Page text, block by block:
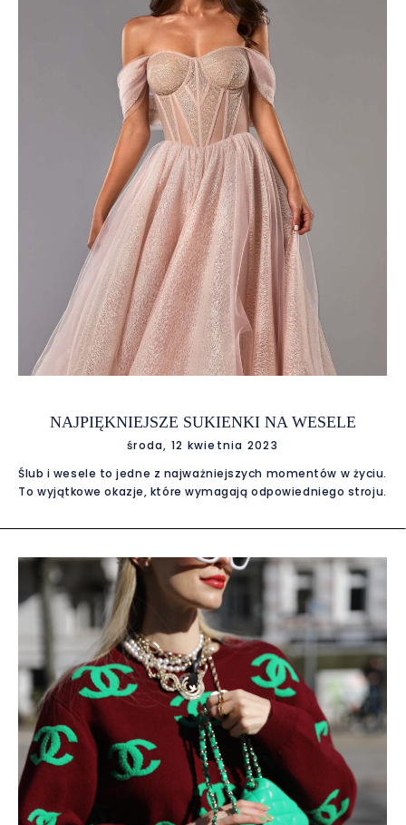
niż sukienka panny młodej, ale jednocześnie powinna
podkreślać urodę świadkowej. Kolor sukienki zależy od
preferencji panny młodej, ale zwykle świadkowa ubiera się w
kolorystyce zbliżonej do sukienki panny młodej. Często
wybiera się pastelowe kolory, takie jak róż, błękit czy mięta.
Sukienki w kolorze nude również są popularne. Kolejnym
ważnym czynnikiem jest fason sukienki. Świadkowa powinna
unikać kreacji, które są zbyt krótkie, zbyt obcisłe lub zbyt
dekoltowane. Sukienka powinna być elegancka i skromna,
ale jednocześnie modna. Długość sukienki pow
NAJPIĘKNIEJSZE SUKIENKI NA WESELE
środa, 12 kwietnia 2023
Ślub i wesele to jedne z najważniejszych momentów w życiu.
To wyjątkowe okazje, które wymagają odpowiedniego stroju.
na kilka ważnych kwestii. Po pierwsze, należy uwzględnić
lekkie, zwiewne sukienki w jasnych kolorach i pastelowych
tonacjach. Na zimowe wesela warto postawić na dłuższe
modele z ciepłych materiałów, np. weluru czy aksamitu.
Kolejnym ważnym aspektem jest dress code. Warto
sprawdzić, czy para młoda przewiduje określony dress code
dla gości weselnych. W przypadku formalnych uroczystości
warto postawić na długie, wieczorowe suknie. Na wesela w
stylu boho czy casual, można założyć bardziej luzackie
modele. Jeśli chodzi o fasony, w ostatnim czasie bardzo
popularne są sukienki w stylu retro. Klasyczne, długie
modele z przepięknymi haftami i koronkami są idealne dla
kobiet ceniących klasyk